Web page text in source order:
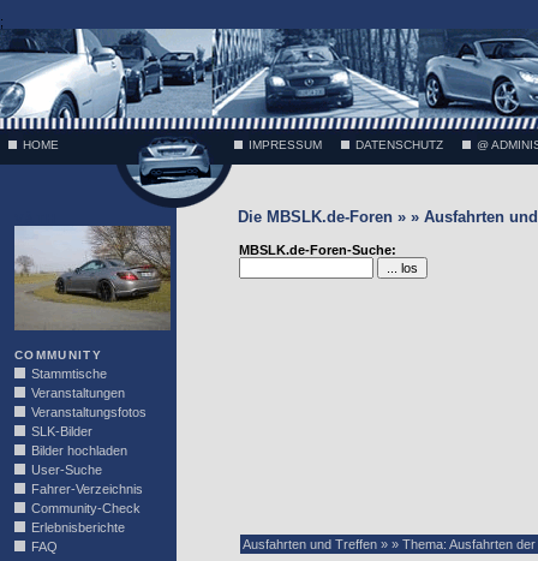
;
HOME IMPRESSUM DATENSCHUTZ @
COMMUNITY
Stammtische
Veranstaltungen
Veranstaltungsfotos
SLK-Bilder
Bilder hochladen
User-Suche
Fahrer-Verzeichnis
Community-Check
Erlebnisberichte
FAQ
Die MBSLK.de-Foren » » Ausfahrten
MBSLK.de-Foren-Suche:
Ausfahrten und Treffen » » Thema: Ausfahrten